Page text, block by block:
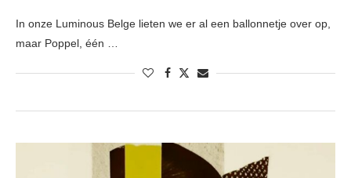
In onze Luminous Belge lieten we er al een ballonnetje over op,
maar Poppel, één …